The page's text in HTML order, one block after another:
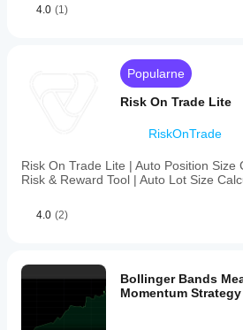
4.0 (1)
Popularne
Risk On Trade Lite
RiskOnTrade
Risk On Trade Lite | Auto Position Size
Risk & Reward Tool | Auto Lot Size
4.0 (2)
Bollinger Bands Mean
Momentum Strategy